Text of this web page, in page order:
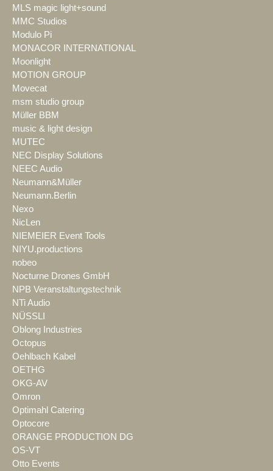
MLS magic light+sound
MMC Studios
Modulo Pi
MONACOR INTERNATIONAL
Moonlight
MOTION GROUP
Movecat
msm studio group
Müller BBM
music & light design
MUTEC
NEC Display Solutions
NEEC Audio
Neumann&Müller
Neumann.Berlin
Nexo
NicLen
NIEMEIER Event Tools
NIYU.productions
nobeo
Nocturne Drones GmbH
NPB Veranstaltungstechnik
NTi Audio
NÜSSLI
Oblong Industries
Octopus
Oehlbach Kabel
OETHG
OKG-AV
Omron
Optimahl Catering
Optocore
ORANGE PRODUCTION DG
OS-VT
Otto Events